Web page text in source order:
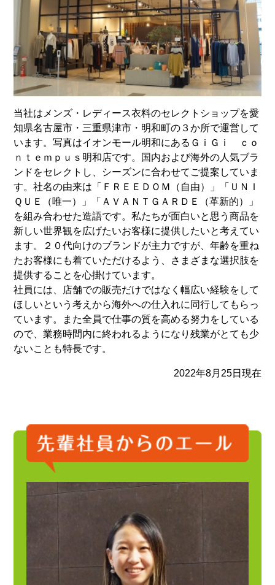
当社はメンズ・レディース衣料のセレクトショップを愛
知県名古屋市・三重県津市・明和町の３か所で運営して
います。写真はイオンモール明和にあるＧｉＧｉ ｃｏ
ｎｔｅｍｐｕｓ明和店です。国内および海外の人気ブラ
ンドをセレクトし、シーズンに合わせてご提案していま
す。社名の由来は「ＦＲＥＥＤＯＭ（自由）」「ＵＮＩ
ＱＵＥ（唯一）」「ＡＶＡＮＴＧＡＲＤＥ（革新的）」
を組み合わせた造語です。私たちが面白いと思う商品を
新しい世界観を広げたいお客様に提供したいと考えてい
ます。２０代向けのブランドが主力ですが、年齢を重ね
たお客様にも着ていただけるよう、さまざまな選択肢を
提供することを心掛けています。
社員には、店舗での販売だけではなく幅広い経験をして
ほしいという考えから海外への仕入れに同行してもらっ
ています。また全員で仕事の質を高める努力をしている
ので、業務時間内に終われるようになり残業がとても少
ないことも特長です。
2022年8月25日現在